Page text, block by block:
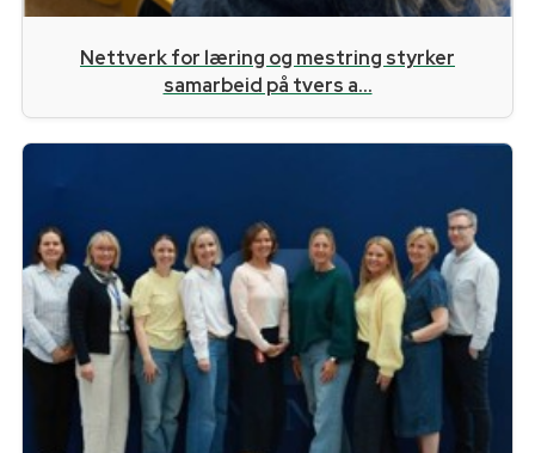
Nettverk for læring og mestring styrker
samarbeid på tvers a...